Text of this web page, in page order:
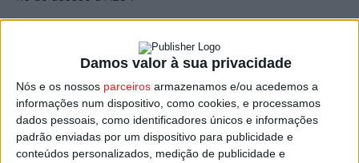
Damos valor à sua privacidade
Nós e os nossos parceiros armazenamos e/ou acedemos a
informações num dispositivo, como cookies, e processamos
dados pessoais, como identificadores únicos e informações
padrão enviadas por um dispositivo para publicidade e
conteúdos personalizados, medição de publicidade e
Adiantou ainda que a autarquia “tinha um esboço de
projeto, há muito tempo, e, agora um projeto definitivo
será feito através de dois organismos diferentes da
Câmara”, que vão conciliar os projetos para que a
duplicação até à A25 tenha uma tipologia idêntica à da
zona que já está duplicada.